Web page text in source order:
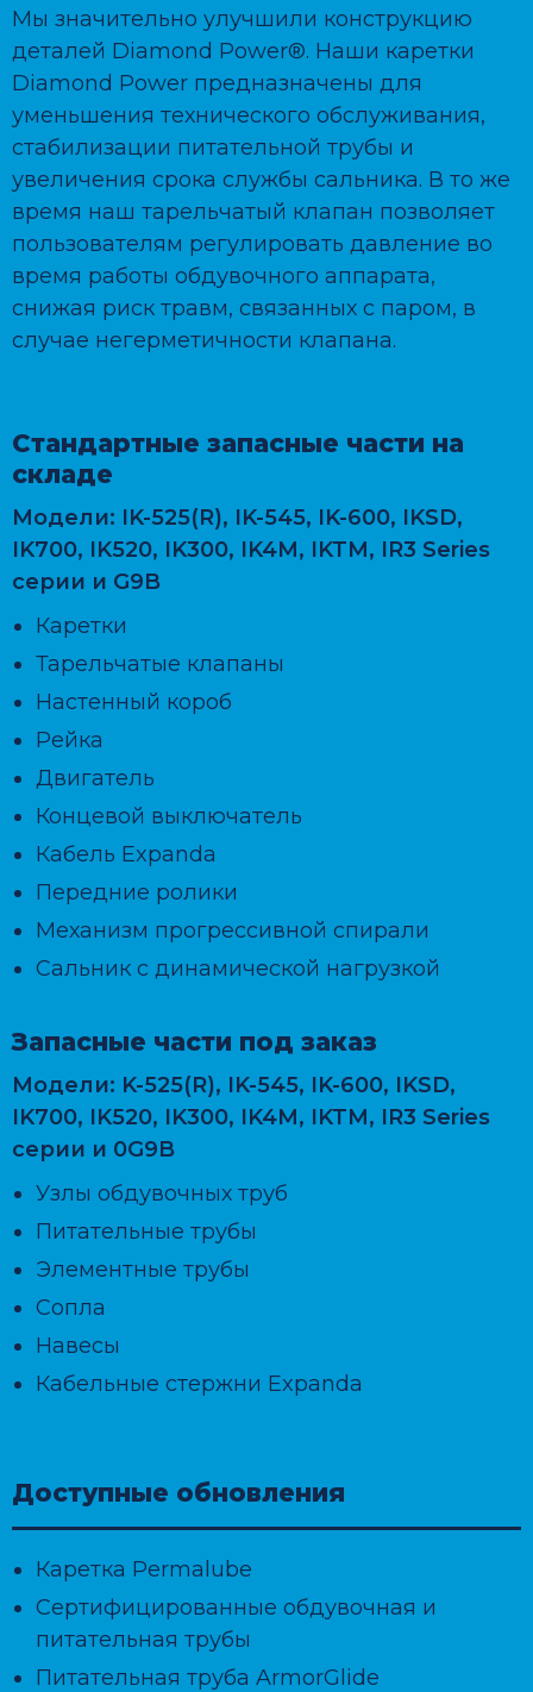
Мы значительно улучшили конструкцию
деталей Diamond Power®. Наши каретки
Diamond Power предназначены для
уменьшения технического обслуживания,
стабилизации питательной трубы и
увеличения срока службы сальника. В то же
время наш тарельчатый клапан позволяет
пользователям регулировать давление во
время работы обдувочного аппарата,
снижая риск травм, связанных с паром, в
случае негерметичности клапана.
Стандартные запасные части на
складе
Модели: IK-525(R), IK-545, IK-600, IKSD,
IK700, IK520, IK300, IK4M, IKTM, IR3 Series
серии и G9B
Каретки
Тарельчатые клапаны
Настенный короб
Рейка
Двигатель
Концевой выключатель
Кабель Expanda
Передние ролики
Механизм прогрессивной спирали
Сальник с динамической нагрузкой
Запасные части под заказ
Модели: K-525(R), IK-545, IK-600, IKSD,
IK700, IK520, IK300, IK4M, IKTM, IR3 Series
серии и 0G9B
Узлы обдувочных труб
Питательные трубы
Элементные трубы
Сопла
Навесы
Кабельные стержни Expanda
Доступные обновления
Каретка Permalube
Сертифицированные обдувочная и
питательная трубы
Питательная труба ArmorGlide